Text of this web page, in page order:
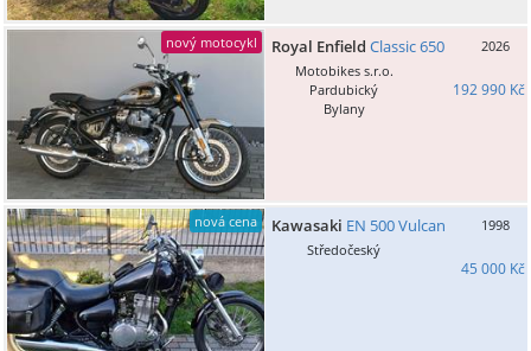
nový motocykl Royal Enfield Classic 650
2026
Motobikes s.r.o.
Pardubický
Bylany
192 990 Kč
nová cena Kawasaki EN 500 Vulcan
1998
Středočeský
45 000 Kč